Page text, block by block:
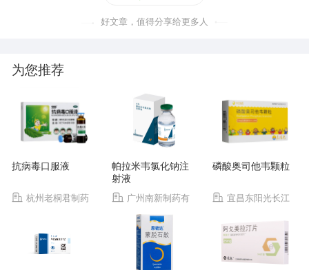
好文章，值得分享给更多人
为您推荐
抗病毒口服液
杭州老桐君制药
帕拉米韦氯化钠注
射液
广州南新制药有
限公司
磷酸奥司他韦颗粒
宜昌东阳光长江